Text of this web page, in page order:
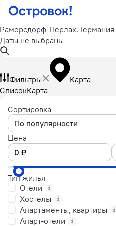
Рамерсдорф-Перлах, Германия
Даты не выбраны
Фильтры
Карта
СписокКарта
Сортировка
По популярности
Цена
Тип жилья
Отели
Хостелы
Апартаменты, квартиры
Апарт-отели